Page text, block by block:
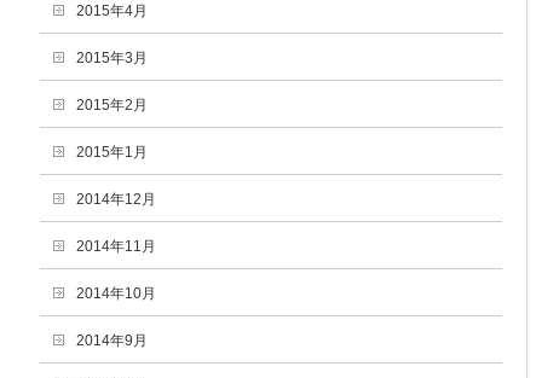
2015年4月
2015年3月
2015年2月
2015年1月
2014年12月
2014年11月
2014年10月
2014年9月